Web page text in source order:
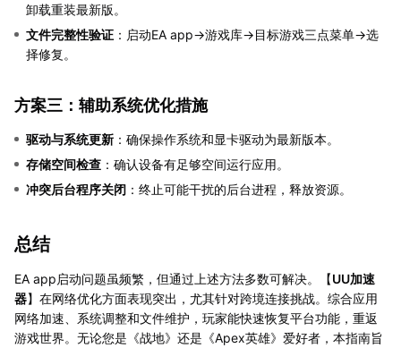
卸载重装最新版。
文件完整性验证 ：启动EA app→游戏库→目标游戏三点菜单→选
择修复。
方案三：辅助系统优化措施
驱动与系统更新 ：确保操作系统和显卡驱动为最新版本。
存储空间检查 ：确认设备有足够空间运行应用。
冲突后台程序关闭 ：终止可能干扰的后台进程，释放资源。
总结
EA app启动问题虽频繁，但通过上述方法多数可解决。【UU加速
器】在网络优化方面表现突出，尤其针对跨境连接挑战。综合应用
网络加速、系统调整和文件维护，玩家能快速恢复平台功能，重返
游戏世界。无论您是《战地》还是《Apex英雄》爱好者，本指南旨